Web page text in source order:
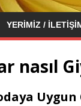
YERIMIZ /
nasıl